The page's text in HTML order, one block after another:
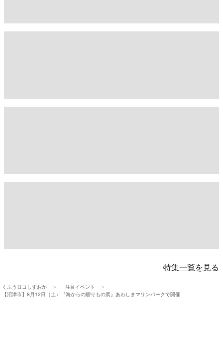
特集一覧を見る
くふうロコしずおか
注目イベント
【沼津市】8月12日（土）『海からの贈りもの展』あわしまマリンパークで開催